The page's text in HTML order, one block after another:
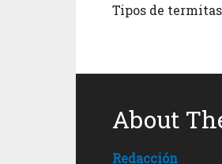
Tipos de termitas
About
Redacción